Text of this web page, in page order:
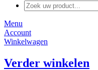
Menu
Account
Winkelwagen
Verder winkelen